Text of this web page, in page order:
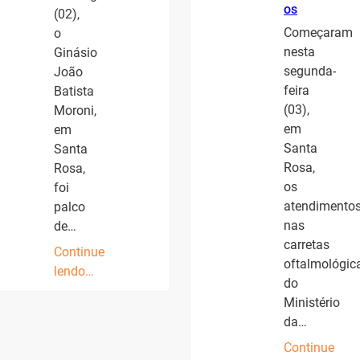
(02),
o
Ginásio
João
Batista
Moroni,
em
Santa
Rosa,
foi
palco
de…
Continue
lendo…
os
Começaram
nesta
segunda-
feira
(03),
em
Santa
Rosa,
os
nas
carretas
do
Ministério
da…
Continue